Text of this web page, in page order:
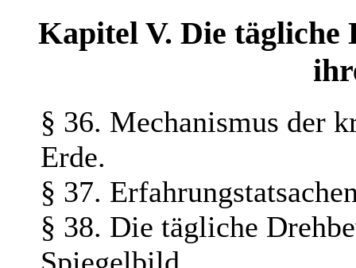
Kapitel V. Die tägliche
§ 36. Mechanismus der
Erde.
§ 37.
§ 38. Die tägliche